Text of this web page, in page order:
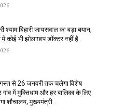
श्याम बिहारी जायसवाल का बड़ा बयान,
कोई भी झोलाछाप डॉक्टर नहीं है…
से 26 जनवरी तक चलेगा विशेष
गांव में मुक्तिधाम और हर बालिका के लिए
शौचालय, मुख्यमंत्री...